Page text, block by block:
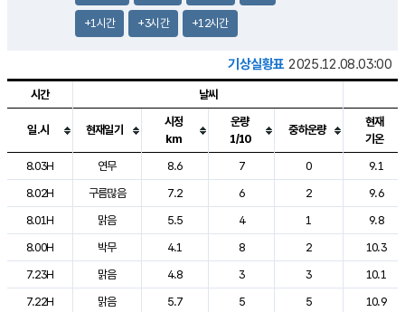
+1시간 +3시간 +12시간
기상실황표 2025.12.08.03:00
도시별 기상실황표로 지점, 날씨, 기온, 강수, 바람, 기압등을 안내한 표입
시간 날씨
일.시 현재일기
시정
km
운량
1/10
중하운량
현재
기온
8.03H
연무 8.6 7 0
9.1
8.02H
구름많음 7.2 6 2
9.6
8.01H
맑음 5.5 4 1
9.8
8.00H
박무 4.1 8 2
10.3
7.23H
맑음 4.8 3 3
10.1
7.22H
맑음 5.7 5 5
10.9